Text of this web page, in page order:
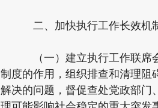
二、加快执行工作长效机
（一）建立执行工作联席会
制度的作用，组织排查和清理阻
解决的问题，督促查处党政部门